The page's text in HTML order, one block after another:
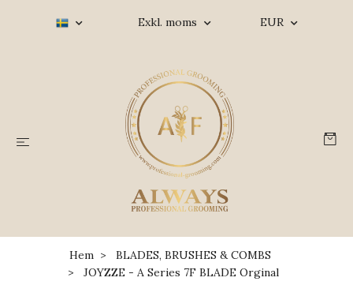
Exkl. moms EUR
Hem
BLADES, BRUSHES & COMBS
JOYZZE - A Series 7F BLADE Orginal